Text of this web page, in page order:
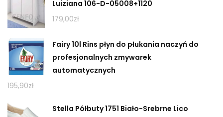
Luiziana 106-D-05008+1120
179,00zł
Fairy 10l Rins płyn do płukania naczyń do
profesjonalnych zmywarek
automatycznych
195,90zł
Stella Półbuty 1751 Biało-Srebrne Lico